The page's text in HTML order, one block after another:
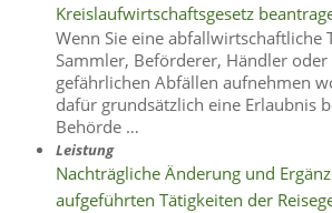
Kreislaufwirtschaftsgesetz
Wenn Sie eine abfallwirtschaftliche
Sammler, Beförderer, Händler
gefährlichen Abfällen aufnehmen
dafür grundsätzlich eine Erlaubnis
Behörde …
Leistung
Nachträgliche Änderung und
aufgeführten Tätigkeiten der